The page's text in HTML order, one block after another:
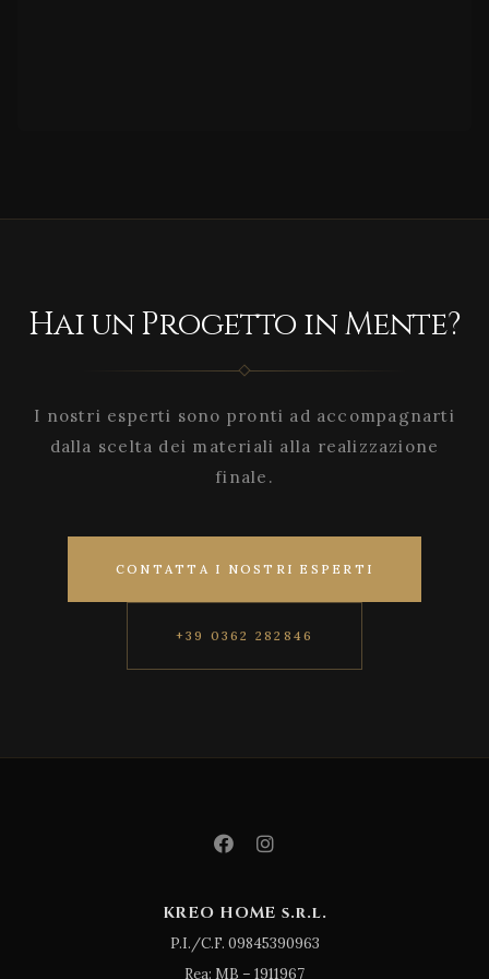
Hai un Progetto in Mente?
I nostri esperti sono pronti ad accompagnarti
dalla scelta dei materiali alla realizzazione
finale.
CONTATTA I NOSTRI ESPERTI
+39 0362 282846
KREO HOME s.r.l.
P.I./C.F. 09845390963
Rea: MB – 1911967